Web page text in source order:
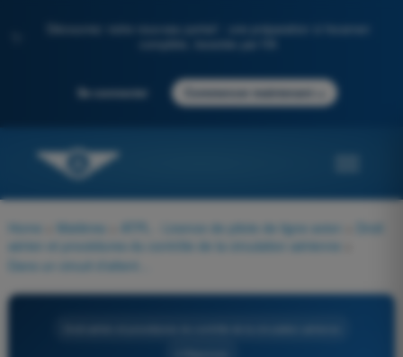
Découvrez notre nouveau portail : une préparation à l'examen
Se connecter Commencer maintenant
Home Matières ATPL - Licence de pilote de ligne avion
Droit
aérien et procédures du contrôle de la circulation aérienne